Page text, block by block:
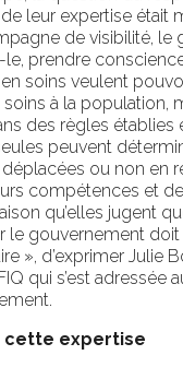
leur expertise était
de visibilité, le
le, prendre
soins veulent
à la population,
des règles établies
peuvent
déplacées ou non en
compétences et
qu’elles jugent
le gouvernement doit
», d’exprimer Julie
qui s’est adressée
cette expertise